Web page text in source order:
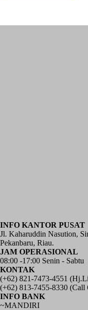
INFO KANTOR PUSAT
Jl. Kaharuddin Nasution,
Pekanbaru, Riau.
JAM OPERASIONAL
08:00 -17:00 Senin - Sabtu
KONTAK
(+62) 821-7473-4551
(+62) 813-7455-8330 (Call
INFO BANK
~MANDIRI